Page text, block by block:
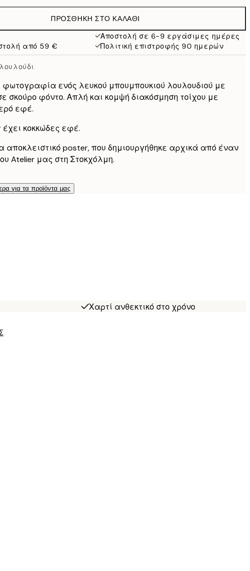
ΠΡΟΣΘΉΚΗ ΣΤΟ ΚΑΛΆΘΙ
Αποστολή σε 6-9 εργάσιμες ημέρες
από 59 €
Πολιτική επιστροφής 90 ημερών
ενός λευκού μπουμπουκιού λουλουδιού με
σκούρο φόντο. Απλή και κομψή διακόσμηση τοίχου με
εφέ.
κοκκώδες εφέ.
αποκλειστικό poster, που δημιουργήθηκε αρχικά από έναν
Atelier μας στη Στοκχόλμη.
για τα προϊόντα μας
Χαρτί ανθεκτικό στο χρόνο